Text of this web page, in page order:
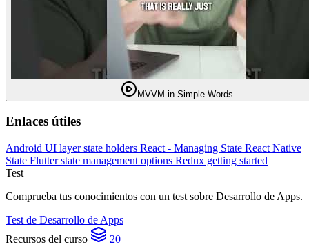
MVVM in Simple Words
Enlaces útiles
Android UI layer state holders React - Managing State React Native
State Flutter state management options Redux getting started
Test
Comprueba tus conocimientos con un test sobre Desarrollo de Apps.
Test de Desarrollo de Apps
Recursos del curso
20